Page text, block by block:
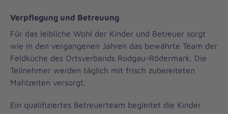
Verpflegung und Betreuung
Für das leibliche Wohl der Kinder und Betreuer sorgt
wie in den vergangenen Jahren das bewährte Team der
Feldküche des Ortsverbands Rodgau-Rödermark. Die
Teilnehmer werden täglich mit frisch zubereiteten
Mahlzeiten versorgt.
Ein qualifiziertes Betreuerteam begleitet die Kinder